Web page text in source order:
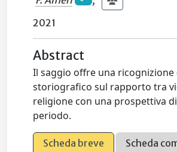
2021
Abstract
Il saggio offre una
storiografico sul rapporto tra
religione con una prospettiva
periodo.
Scheda breve
Scheda